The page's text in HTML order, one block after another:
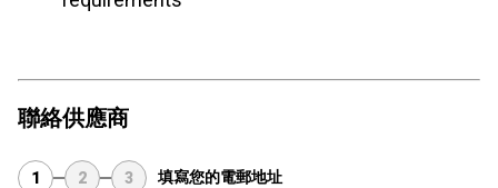
聯絡供應商
1 2 3 填寫您的電郵地址